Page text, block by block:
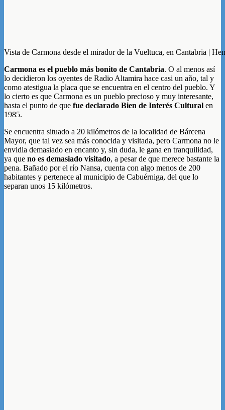
Vista de Carmona desde el mirador de la Vueltuca, en Cantabria |
Carmona es el pueblo más bonito de Cantabria. O al menos así
lo decidieron los oyentes de Radio Altamira hace casi un año, tal y
como atestigua la placa que se encuentra en el centro del pueblo. Y
lo cierto es que Carmona es un pueblo precioso y muy interesante,
hasta el punto de que fue declarado Bien de Interés Cultural en
1985.
Se encuentra situado a 20 kilómetros de la localidad de Bárcena
Mayor, que tal vez sea más conocida y visitada, pero Carmona no le
envidia demasiado en encanto y, sin duda, le gana en tranquilidad,
ya que no es demasiado visitado, a pesar de que merece bastante la
pena. Bañado por el río Nansa, cuenta con algo menos de 200
habitantes y pertenece al municipio de Cabuérniga, del que lo
separan unos 15 kilómetros.